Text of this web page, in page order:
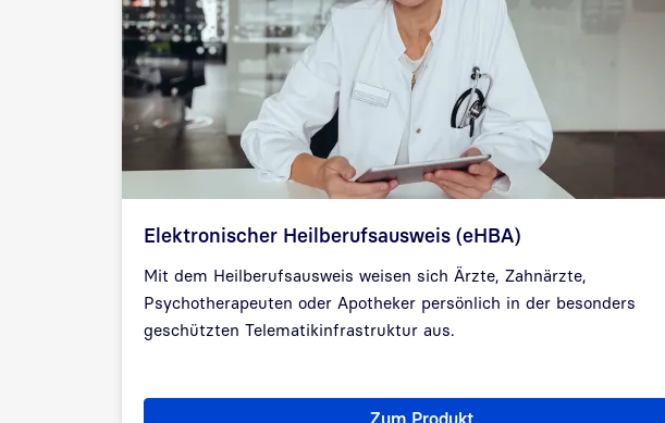
Elektronischer Heilberufsausweis (eHBA)
Mit dem Heilberufsausweis weisen sich Ärzte, Zahnärzte,
Psychotherapeuten oder Apotheker persönlich in der besonders
geschützten Telematikinfrastruktur aus.
Zum Produkt